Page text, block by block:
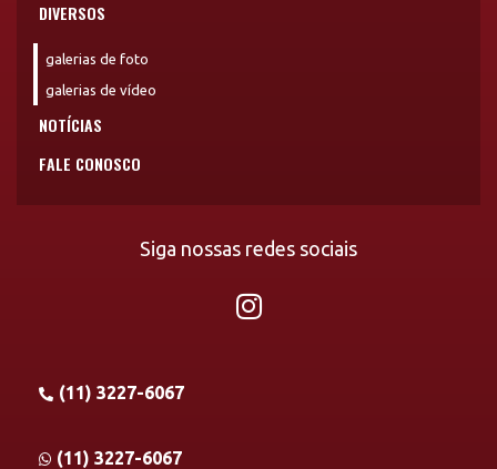
DIVERSOS
galerias de foto
galerias de vídeo
NOTÍCIAS
FALE CONOSCO
Siga nossas redes sociais
(11) 3227-6067
(11) 3227-6067